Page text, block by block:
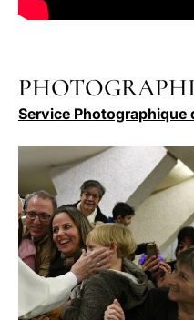
Service Photographique